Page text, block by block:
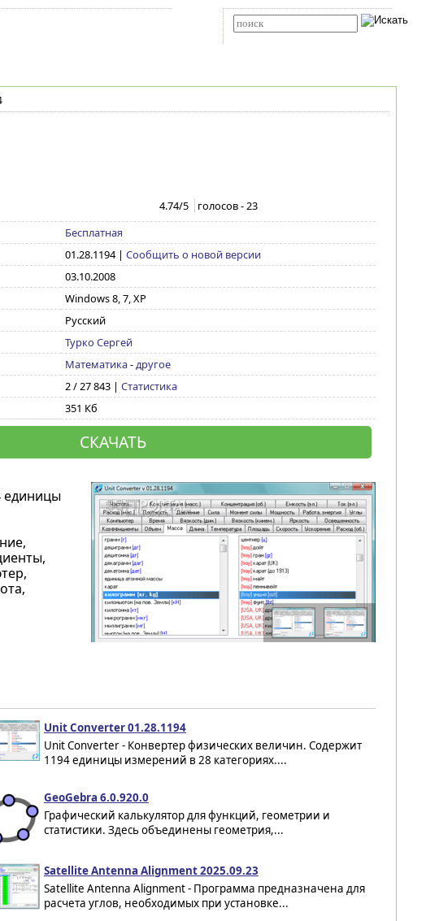
4.74/5 голосов -23
Бесплатная
01.28.1194| Сообщить о новой версии
03.10.2008
Windows 8, 7, XP
Русский
Турко Сергей
Математика-другое
2 / 27 843 | Статистика
351 Кб
СКАЧАТЬ
единицы
Unit Converter 01.28.1194
Unit Converter - Конвертер физических величин. Cодержит
1194 единицы измерений в 28 категориях....
GeoGebra 6.0.920.0
Графический калькулятор для функций, геометрии и
статистики. Здесь объединены геометрия,...
Satellite Antenna Alignment 2025.09.23
Satellite Antenna Alignment - Программа предназначена для
расчета углов, необходимых при установке...